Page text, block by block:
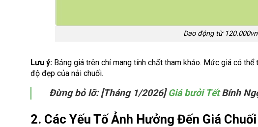
Dao động từ
Lưu ý: Bảng giá trên chỉ mang tính chất tham khảo. Mức giá có
độ đẹp của nải chuối.
Đừng bỏ lỡ: [Tháng 1/2026]Giá bưởi TếtBính
2. Các Yếu Tố Ảnh Hưởng Đến Giá